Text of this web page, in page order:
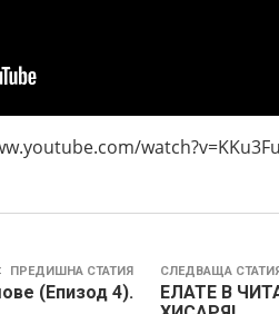
ПРЕДИШНА СТАТИЯ
(Епизод 4).
СЛЕДВАЩА
ЕЛАТЕ В